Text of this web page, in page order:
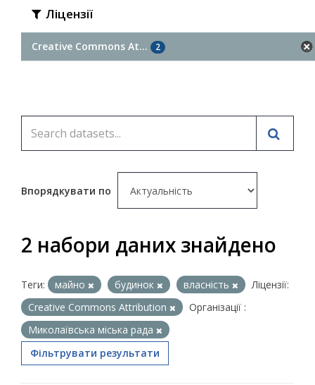
Ліцензії
Creative Commons At... 2
Впорядкувати по
2 набори даних знайдено
Теги: майно будинок власність
Ліцензії:
Creative Commons Attribution
Організації :
Миколаївська міська рада
Фільтрувати результати